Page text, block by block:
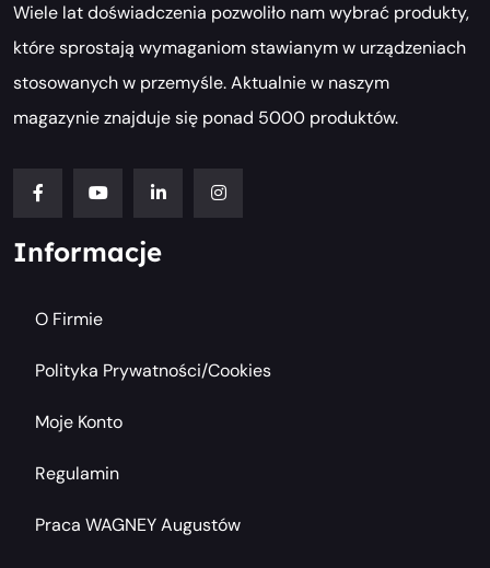
Wiele lat doświadczenia pozwoliło nam wybrać produkty,
które sprostają wymaganiom stawianym w urządzeniach
stosowanych w przemyśle. Aktualnie w naszym
magazynie znajduje się ponad 5000 produktów.
Informacje
O Firmie
Polityka Prywatności/cookies
Moje Konto
Regulamin
Praca WAGNEY Augustów